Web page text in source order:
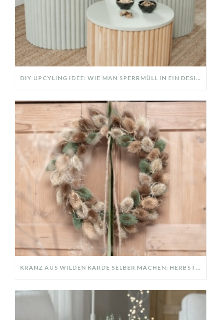
DIY UPCYLING IDEE: WIE MAN SPERRMÜLL IN EIN DESIGNER TEIL VERWANDELT
KRANZ AUS WILDEN KARDE SELBER MACHEN: HERBSTDEKO GANZ EINFACH